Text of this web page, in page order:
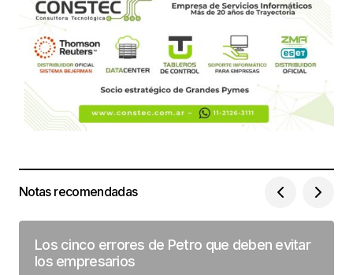
Notas recomendadas
Los cinco errores de Petro que deben evitar
los empresarios